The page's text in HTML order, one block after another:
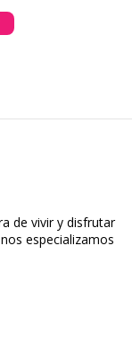
de vivir y disfrutar
especializamos